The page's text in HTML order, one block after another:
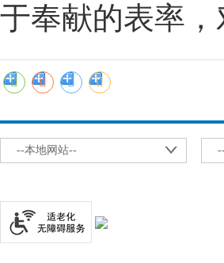
于奉献的表率
--本地网站--